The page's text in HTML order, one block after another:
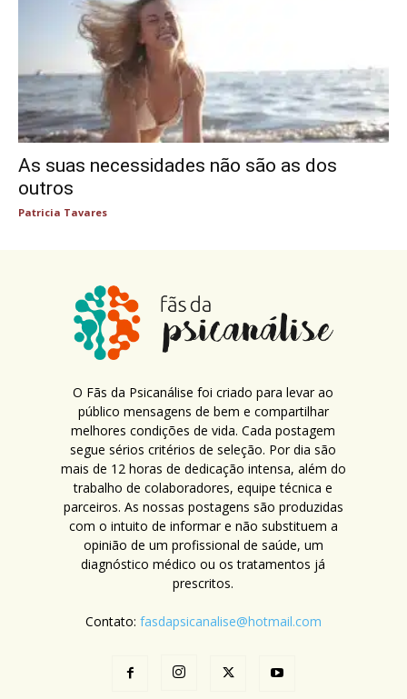
As suas necessidades não são as dos
outros
Patricia Tavares
O Fãs da Psicanálise foi criado para levar ao
público mensagens de bem e compartilhar
melhores condições de vida. Cada postagem
segue sérios critérios de seleção. Por dia são
mais de 12 horas de dedicação intensa, além do
trabalho de colaboradores, equipe técnica e
parceiros. As nossas postagens são produzidas
com o intuito de informar e não substituem a
opinião de um profissional de saúde, um
diagnóstico médico ou os tratamentos já
prescritos.
Contato: fasdapsicanalise@hotmail.com